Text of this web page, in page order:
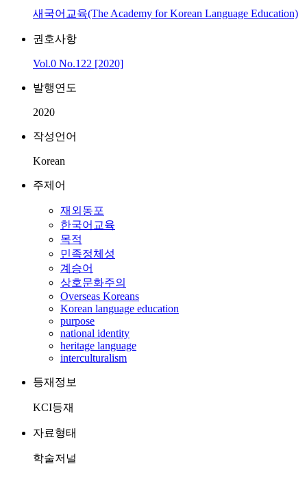
새국어교육(The Academy for Korean Language Education)
권호사항
Vol.0 No.122 [2020]
발행연도
2020
작성언어
Korean
주제어
재외동포
한국어교육
목적
민족정체성
계승어
상호문화주의
Overseas Koreans
Korean language education
purpose
national identity
heritage language
interculturalism
등재정보
KCI등재
자료형태
학술저널